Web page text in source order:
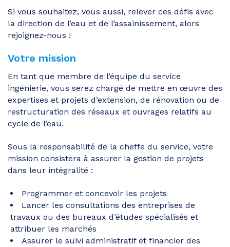
Si vous souhaitez, vous aussi, relever ces défis avec
la direction de l’eau et de l’assainissement, alors
rejoignez-nous !
Votre mission
En tant que membre de l’équipe du service
ingénierie, vous serez chargé de mettre en œuvre des
expertises et projets d’extension, de rénovation ou de
restructuration des réseaux et ouvrages relatifs au
cycle de l’eau.
Sous la responsabilité de la cheffe du service, votre
mission consistera à assurer la gestion de projets
dans leur intégralité :
Programmer et concevoir les projets
Lancer les consultations des entreprises de
travaux ou des bureaux d’études spécialisés et
attribuer les marchés
Assurer le suivi administratif et financier des